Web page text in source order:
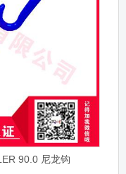
90.0 尼龙钩